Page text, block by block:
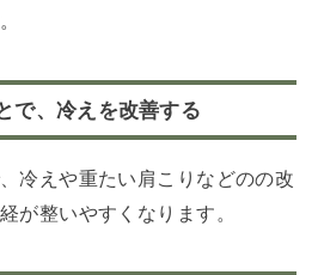
で、冷えを改善する
冷えや重たい肩こりなどのの改
が整いやすくなります。